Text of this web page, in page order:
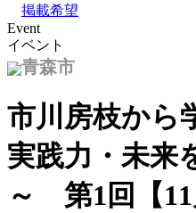
掲載希望
Event
イベント
青森市
市川房枝から
実践力・未来
～ 第1回【11